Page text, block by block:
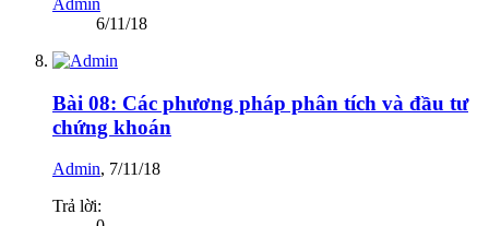
Admin
6/11/18
Bài 08: Các phương pháp phân tích và đầu tư
chứng khoán
Admin, 7/11/18
Trả lời: